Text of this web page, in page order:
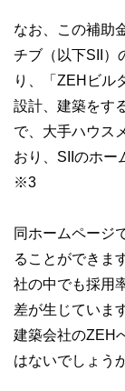
なお、この補助
チブ（以下SII）
り、「ZEHビル
設計、建築をす
で、大手ハウス
おり、SIIのホー
※3
同ホームページ
ることができま
社の中でも採用
差が生じていま
建築会社のZEH
はないでしょう